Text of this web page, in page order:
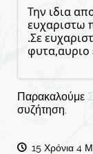
Την ιδια
ευχαριστω
.Σε
Παρακαλούμε
συζήτηση.
15 Χρόνια 4